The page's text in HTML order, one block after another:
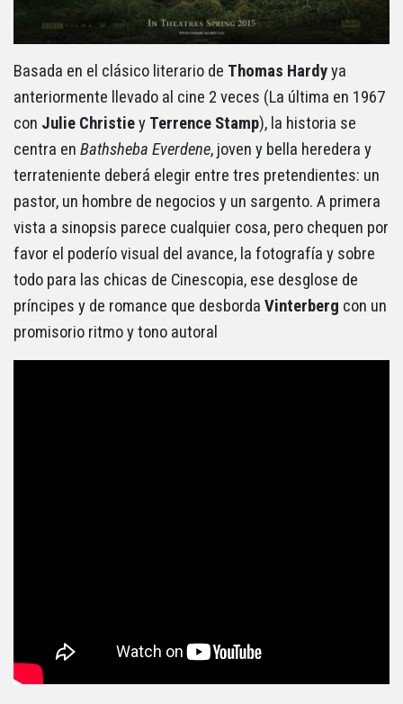
Basada en el clásico literario de Thomas Hardyya
anteriormente llevado al cine 2 veces (La última en 1967
con Julie Christiey Terrence Stamp), la historia se
centra en Bathsheba Everdene, joven y bella heredera y
terrateniente deberá elegir entre tres pretendientes: un
pastor, un hombre de negocios y un sargento. A primera
vista a sinopsis parece cualquier cosa, pero chequen por
favor el poderío visual del avance, la fotografía y sobre
todo para las chicas de Cinescopia, ese desglose de
príncipes y de romance que desborda Vinterberg con un
promisorio ritmo y tono autoral